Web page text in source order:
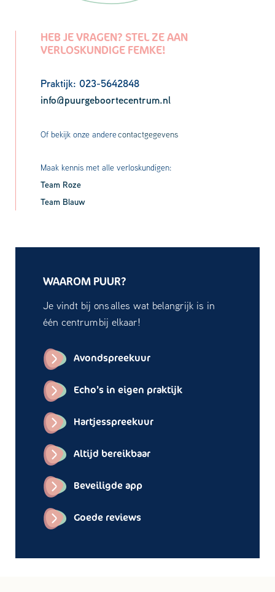
HEB JE VRAGEN? STEL ZE AAN
VERLOSKUNDIGE FEMKE!
Praktijk: 023-5642848
info@puurgeboortecentrum.nl
Of bekijk onze anderecontactgegevens
Maak kennis met alle verloskundigen:
Team Roze
Team Blauw
WAAROM PUUR?
Je vindt bij ons alles wat belangrijk is in
één centrum bij elkaar!
Avondspreekuur
Echo’s in eigen praktijk
Hartjesspreekuur
Altijd bereikbaar
Beveiligde app
Goede reviews